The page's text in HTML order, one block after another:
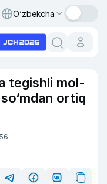
O‘zbekcha
tegishli mol-
ortiq